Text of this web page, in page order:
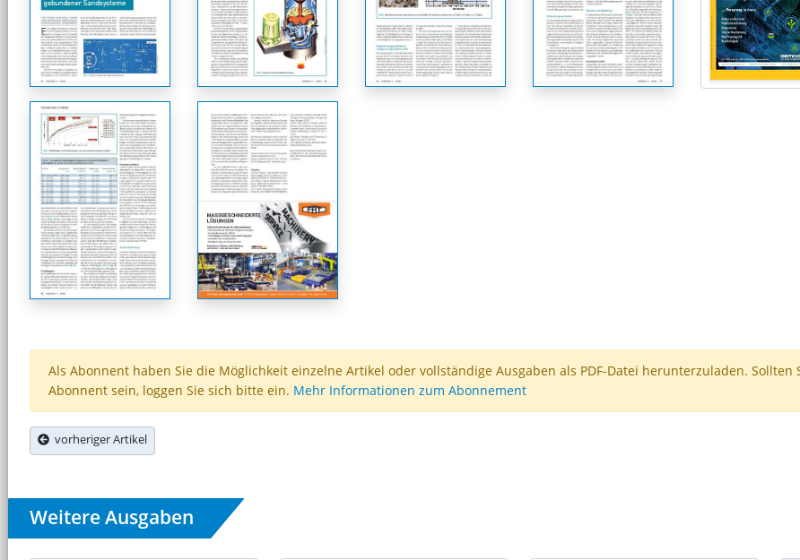
Als Abonnent haben Sie die Möglichkeit einzelne Artikel oder vollständige Ausgaben als PDF-Datei herunterzuladen. Sollten
Abonnent sein, loggen Sie sich bitte ein. Mehr Informationen zum Abonnement
vorheriger Artikel
Weitere Ausgaben